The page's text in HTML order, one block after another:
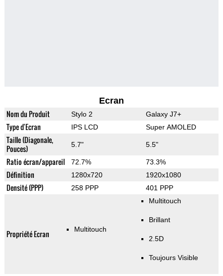
Ecran
Nom du Produit Stylo 2 Galaxy J7+
Type d'Ecran IPS LCD Super AMOLED
Taille (Diagonale,
Pouces)
5.7" 5.5"
Ratio écran/appareil 72.7% 73.3%
Définition 1280x720 1920x1080
Densité (PPP) 258 PPP 401 PPP
Propriété Ecran Multitouch
Multitouch
Brillant
2.5D
Toujours Visible